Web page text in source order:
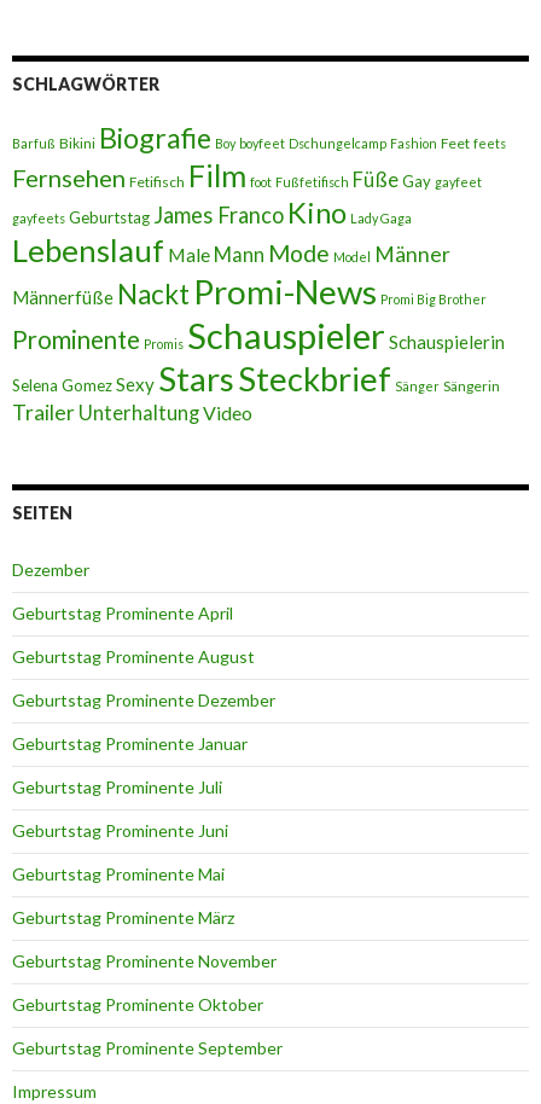
SCHLAGWÖRTER
Barfuß Bikini Biografie Boy boyfeet Dschungelcamp Fashion Feet feets
Fernsehen Fetifisch Film foot Fußfetifisch FüßeGay gayfeet
gayfeets Geburtstag James Franco Kino Lady Gaga
Lebenslauf Male Mann Mode Model Männer
Männerfüße Nackt Promi-News Promi Big Brother
Prominente Promis Schauspieler Schauspielerin
Selena GomezSexy StarsSteckbrief Sänger Sängerin
Trailer UnterhaltungVideo
SEITEN
Dezember
Geburtstag Prominente April
Geburtstag Prominente August
Geburtstag Prominente Dezember
Geburtstag Prominente Januar
Geburtstag Prominente Juli
Geburtstag Prominente Juni
Geburtstag Prominente Mai
Geburtstag Prominente März
Geburtstag Prominente November
Geburtstag Prominente Oktober
Geburtstag Prominente September
Impressum